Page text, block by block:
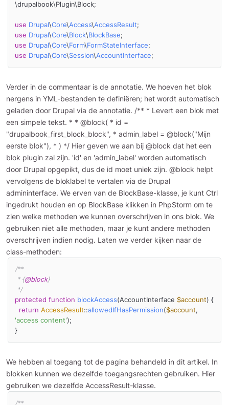
\drupalbook\Plugin\Block;
use Drupal\Core\Access\AccessResult
use Drupal\Core\Block\BlockBase
use Drupal\Core\Form\FormStateInterface
use Drupal\Core\Session\AccountInterface
Verder in de commentaar is de annotatie. We hoeven het blok
nergens in YML-bestanden te definiëren; het wordt automatisch
geladen door Drupal via de annotatie. /** * Levert een blok met
een simpele tekst. * * @block( * id =
"drupalbook_first_block_block", * admin_label = @block("Mijn
eerste blok"), * ) */ Hier geven we aan bij @block dat het een
blok plugin zal zijn. 'id' en 'admin_label' worden automatisch
door Drupal opgepikt, dus de id moet uniek zijn. @block helpt
vervolgens de bloklabel te vertalen via de Drupal
admininterface. We erven van de BlockBase-klasse, je kunt Ctrl
ingedrukt houden en op BlockBase klikken in PhpStorm om te
zien welke methoden we kunnen overschrijven in ons blok. We
gebruiken niet alle methoden, maar je kunt andere methoden
overschrijven indien nodig. Laten we verder kijken naar de
class-methoden:
/**
* {@block}
*/
protected function blockAccess(AccountInterface $account) {
return AccessResult::allowedIfHasPermission($account
'access content');
}
We hebben al toegang tot de pagina behandeld in dit artikel. In
blokken kunnen we dezelfde toegangsrechten gebruiken. Hier
gebruiken we dezelfde AccessResult-klasse.
/**